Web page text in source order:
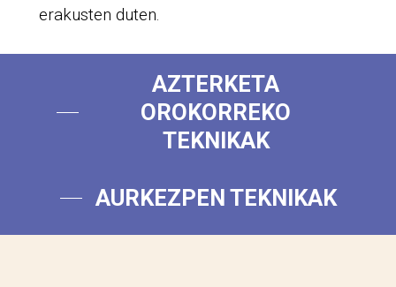
erakusten duten.
AZTERKETA
OROKORREKO
TEKNIKAK
AURKEZPEN TEKNIKAK